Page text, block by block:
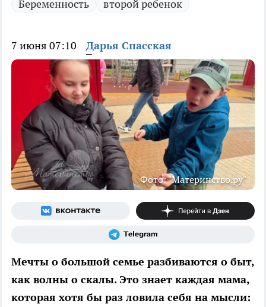
Беременность второй ребенок
7 июня 07:10 Дарья Спасская
Фото: "Материнство.ру"
Мечты о большой семье разбиваются о быт,
как волны о скалы. Это знает каждая мама,
которая хотя бы раз ловила себя на мысли: